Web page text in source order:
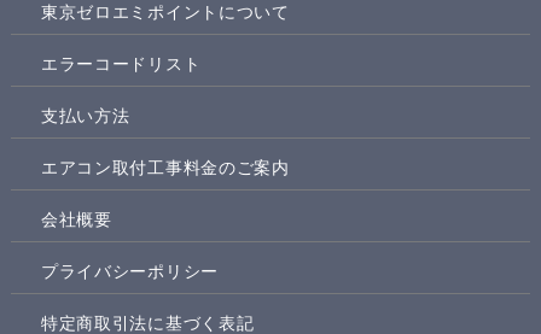
東京ゼロエミポイントについて
エラーコードリスト
支払い方法
エアコン取付工事料金のご案内
会社概要
プライバシーポリシー
特定商取引法に基づく表記